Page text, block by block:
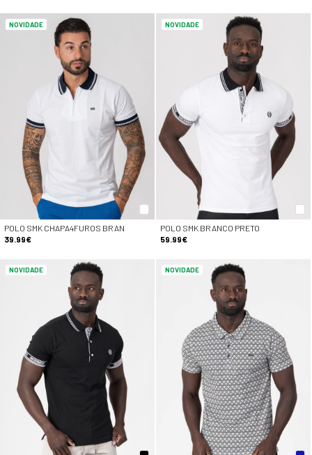
NOVIDADE
POLO SMK CHAPA4FUROS BRAN
39.99€
NOVIDADE
POLO SMK BRANCO PRETO
59.99€
NOVIDADE NOVIDADE